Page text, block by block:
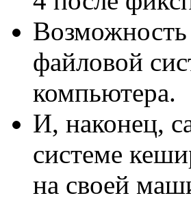
файловой
компьютера.
И, наконец,
системе
на своей